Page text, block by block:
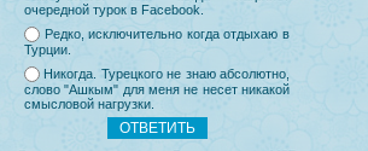
очередной турок в Facebook.
Редко, исключительно когда отдыхаю в
Турции.
Никогда. Турецкого не знаю абсолютно,
слово "Ашкым" для меня не несет никакой
смысловой нагрузки.